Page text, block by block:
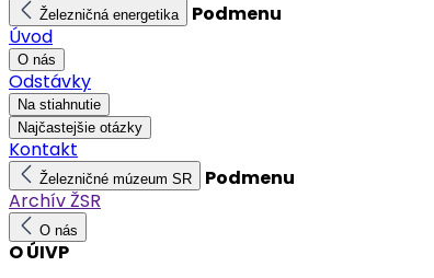
Železničná energetika
Podmenu
Úvod
O nás
Odstávky
Na stiahnutie
Najčastejšie otázky
Kontakt
Železničné múzeum SR
Podmenu
Archív ŽSR
O nás
O ÚIVP